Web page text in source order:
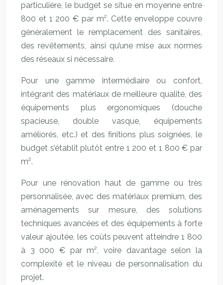
particulière, le budget se situe en moyenne entre
800 et 1 200 € par m². Cette enveloppe couvre
généralement le remplacement des sanitaires,
des revêtements, ainsi qu’une mise aux normes
des réseaux si nécessaire.
Pour une gamme intermédiaire ou confort,
intégrant des matériaux de meilleure qualité, des
équipements plus ergonomiques (douche
spacieuse, double vasque, équipements
améliorés, etc.) et des finitions plus soignées, le
budget s’établit plutôt entre 1 200 et 1 800 € par
m².
Pour une rénovation haut de gamme ou très
personnalisée, avec des matériaux premium, des
aménagements sur mesure, des solutions
techniques avancées et des équipements à forte
valeur ajoutée, les coûts peuvent atteindre 1 800
à 3 000 € par m², voire davantage selon la
complexité et le niveau de personnalisation du
projet.